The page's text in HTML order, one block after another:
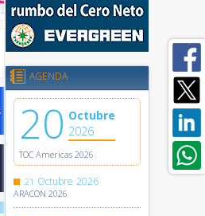
AGENDA
20 Octubre
2026
TOC Americas 2026
21 Octubre 2026
ARACON 2026